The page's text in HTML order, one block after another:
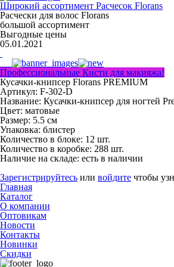
Широкий ассортимент Расчесок Florans
Расчески для волос Florans
большой ассортимент
Выгодные цены
05.01.2021
Профессиональные Кисти для макияжа!
Кусачки-книпсер Florans PREMIUM
Артикул: F-302-D
Название: Кусачки-книпсер для ногтей
Цвет: матовые
Размер: 5.5 см
Упаковка: блистер
Количество в блоке: 12 шт.
Количество в коробке: 288 шт.
Наличие на складе: есть в наличии
Зарегистрируйтесь или войдите чтобы
Главная
Каталог
О компании
Оптовикам
Новости
Контакты
Новинки
Скидки